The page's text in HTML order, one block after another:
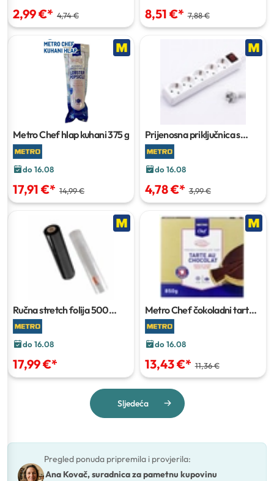
2,99 €* 4,74 € 8,51 €* 7,88 €
Metro Chef hlap kuhani375 g
do 16.08
17,91 €* 14,99 €
Prijenosna priključnica s
prekidačem
do 16.08
4,78 €* 3,99 €
Ručna stretch folija500
mm/30 my, 5 kg
do 16.08
17,99 €*
Metro Chef čokoladni tart
850 g
do 16.08
13,43 €* 11,36 €
Sljedeća
Pregled ponuda pripremila i provjerila:
Ana Kovač, suradnica za pametnu kupovinu